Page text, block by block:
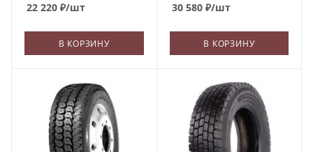
22 220 ₽/шт
В КОРЗИНУ
30 580₽/шт
В КОРЗИНУ